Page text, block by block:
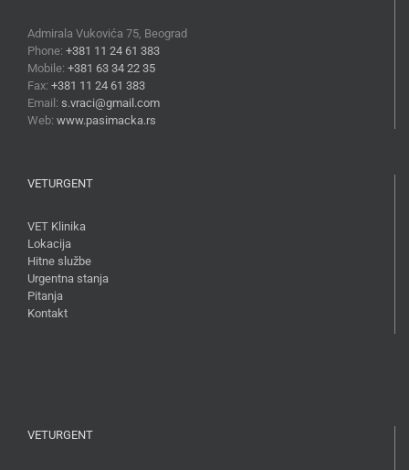
Admirala Vukovića 75, Beograd
Phone: +381 11 24 61 383
Mobile: +381 63 34 22 35
Fax: +381 11 24 61 383
Email: s.vraci@gmail.com
Web: www.pasimacka.rs
VETURGENT
VET Klinika
Lokacija
Hitne službe
Urgentna stanja
Pitanja
Kontakt
VETURGENT